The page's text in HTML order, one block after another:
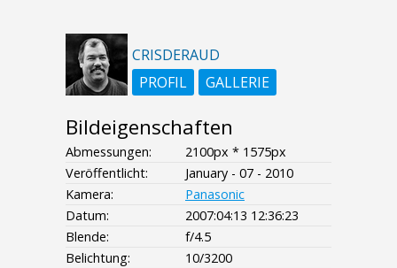
CRISDERAUD
PROFIL
GALLERIE
Bildeigenschaften
Abmessungen:
2100px * 1575px
Veröffentlicht:
January - 07 - 2010
Kamera:
Panasonic
Datum:
2007:04:13 12:36:23
Blende:
f/4.5
Belichtung:
10/3200